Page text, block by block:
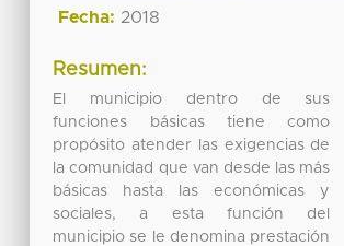
Fecha: 2018
Resumen:
El municipio dentro de sus
funciones básicas tiene como
propósito atender las exigencias de
la comunidad que van desde las más
básicas hasta las económicas y
sociales, a esta función del
municipio se le denomina prestación